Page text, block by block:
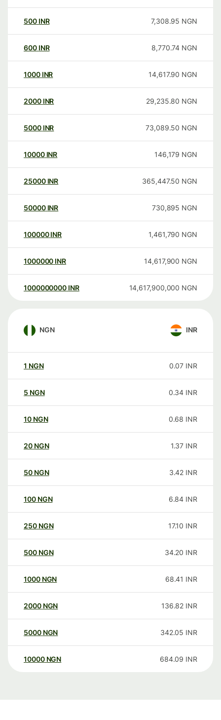
500 INR 7,308.95 NGN
600 INR 8,770.74 NGN
1000 INR 14,617.90 NGN
2000 INR 29,235.80 NGN
5000 INR 73,089.50 NGN
10000 INR 146,179 NGN
25000 INR 365,447.50 NGN
50000 INR 730,895 NGN
100000 INR 1,461,790 NGN
1000000 INR 14,617,900 NGN
1000000000 INR 14,617,900,000 NGN
NGN INR
1 NGN 0.07 INR
5 NGN 0.34 INR
10 NGN 0.68 INR
20 NGN 1.37 INR
50 NGN 3.42 INR
100 NGN 6.84 INR
250 NGN 17.10 INR
500 NGN 34.20 INR
1000 NGN 68.41 INR
2000 NGN 136.82 INR
5000 NGN 342.05 INR
10000 NGN 684.09 INR